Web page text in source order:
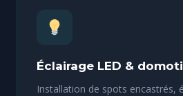
Éclairage LED &
Installation de spots encastrés,